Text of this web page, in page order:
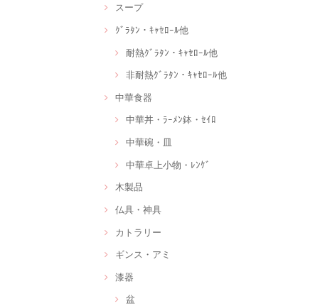
スープ
ｸﾞﾗﾀﾝ・ｷｬｾﾛｰﾙ他
耐熱ｸﾞﾗﾀﾝ・ｷｬｾﾛｰﾙ他
非耐熱ｸﾞﾗﾀﾝ・ｷｬｾﾛｰﾙ他
中華食器
中華丼・ﾗｰﾒﾝ鉢・ｾｲﾛ
中華碗・皿
中華卓上小物・ﾚﾝｹﾞ
木製品
仏具・神具
カトラリー
ギンス・アミ
漆器
盆